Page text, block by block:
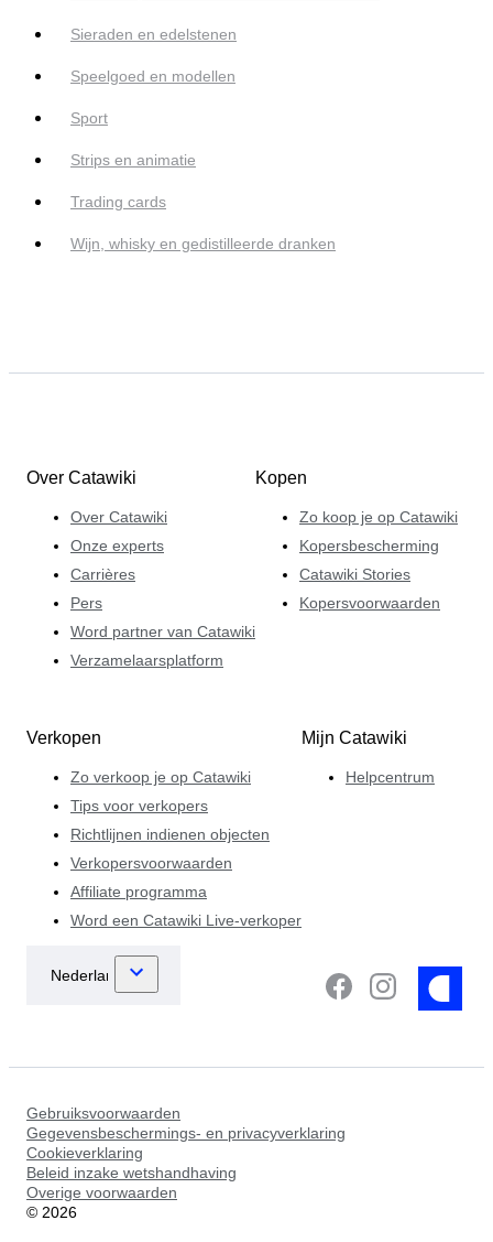
Sieraden en edelstenen
Speelgoed en modellen
Sport
Strips en animatie
Trading cards
Wijn, whisky en gedistilleerde dranken
Over Catawiki
Over Catawiki
Onze experts
Carrières
Pers
Word partner van Catawiki
Verzamelaarsplatform
Kopen
Zo koop je op Catawiki
Kopersbescherming
Catawiki Stories
Kopersvoorwaarden
Verkopen
Zo verkoop je op Catawiki
Tips voor verkopers
Richtlijnen indienen objecten
Verkopersvoorwaarden
Affiliate programma
Word een Catawiki Live-verkoper
Mijn Catawiki
Helpcentrum
Gebruiksvoorwaarden
Gegevensbeschermings- en privacyverklaring
Cookieverklaring
Beleid inzake wetshandhaving
Overige voorwaarden
© 2026